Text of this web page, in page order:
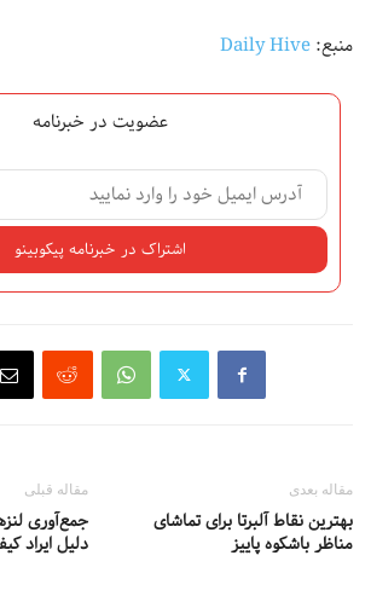
منبع:Daily Hive
عضویت در خبرنامه
مقاله قبلی
جمع‌آوری
دلیل ایراد
مقاله بعدی
بهترین نقاط آلبرتا برای تماشای
مناظر باشکوه پاییز